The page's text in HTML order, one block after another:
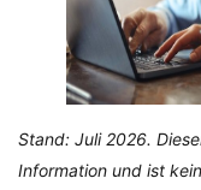
Stand: Juli 2026.
Information und ist